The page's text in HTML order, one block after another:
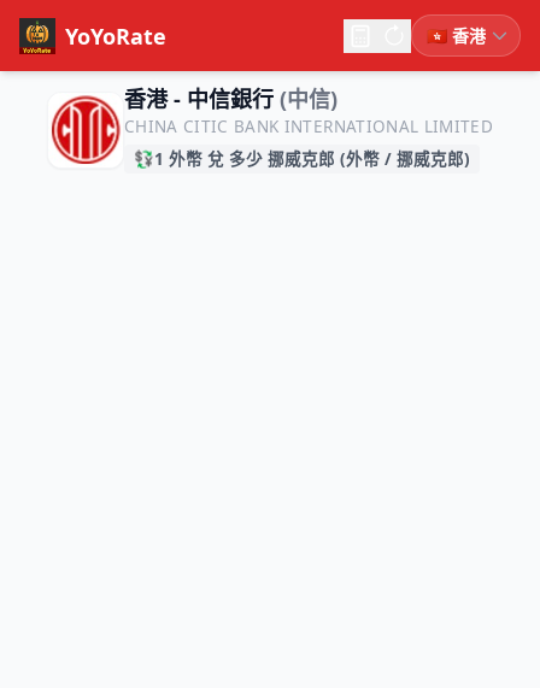
YoYoRate
香港 - 中信銀行(中信)
CHINA CITIC BANK INTERNATIONAL LIMITED
💱1 外幣 兌 多少 挪威克郎 (外幣 / 挪威克郎)